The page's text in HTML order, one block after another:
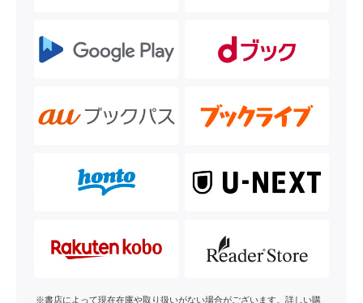
※書店によって現在在庫や取り扱いがない場合がございます。詳しい購